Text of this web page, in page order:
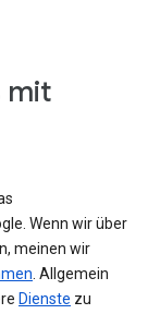
mit
Wenn wir über
meinen wir
. Allgemein
Dienste zu